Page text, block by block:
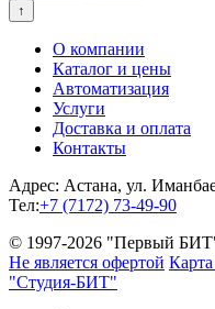
↑
О компании
Каталог и цены
Автоматизация
Услуги
Доставка и оплата
Контакты
Адрес: Астана, ул.
Тел:+7 (7172) 73-49-90
© 1997-2026 "Первый
Не является офертой Карта
"Студия-БИТ"